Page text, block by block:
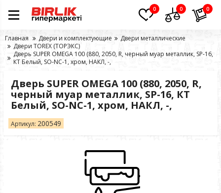
0 0 0
Главная Двери и комплектующие
Двери металлические
Двери TOREX (ТОРЭКС)
Дверь SUPER OMEGA 100 (880, 2050, R, черный муар металлик, SP-16,
КТ Белый, SO-NC-1, хром, НАКЛ, -,
Дверь SUPER OMEGA 100 (880, 2050, R,
черный муар металлик, SP-16, КТ
Белый, SO-NC-1, хром, НАКЛ, -,
Артикул: 200549